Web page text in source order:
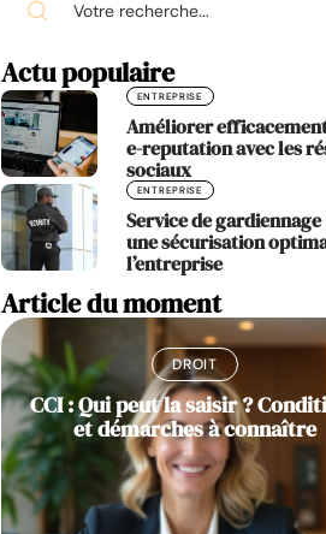
Actu populaire
ENTREPRISE
Améliorer
e-reputation avec les
sociaux
ENTREPRISE
Service de
une sécurisation
l’entreprise
Article du moment
DROIT
CCI : Qui peut la saisir ?
et démarches à connaître